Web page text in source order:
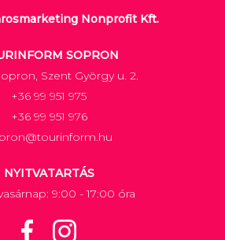
Nonprofit Kft.
SOPRON
Szent György u. 2.
+36 99 951 975
+36 99 951 976
NYITVATARTÁS
9:00 - 17:00 óra